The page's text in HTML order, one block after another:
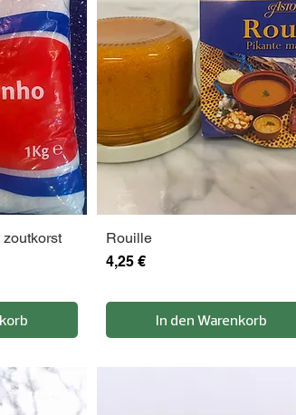
Rouille
Preis
4,25 €
In den Warenkorb